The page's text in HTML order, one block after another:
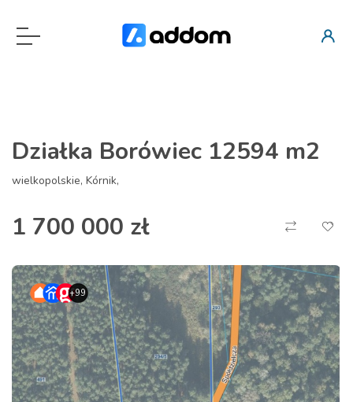
Działka Borówiec 12594 m2
wielkopolskie, Kórnik,
1 700 000 zł
+99